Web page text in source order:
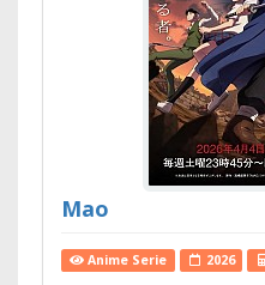
Mao
Anime Serie 2026